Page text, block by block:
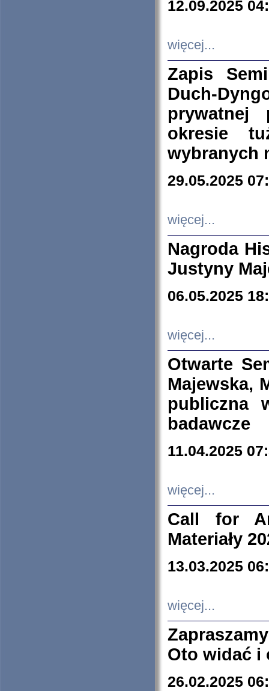
12.09.2025
więcej...
Zapis
Duch-
prywatnej
okresie
wybranych
29.05.2025
więcej...
Nagroda
Justyny
06.05.2025
więcej...
Otwarte
Majewska,
publiczna
badawcze
11.04.2025
więcej...
Call for
Materiały
13.03.2025
więcej...
Oto widać i
26.02.2025